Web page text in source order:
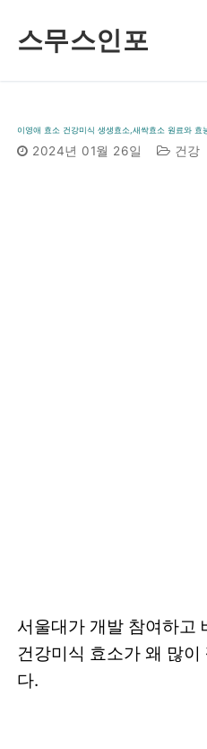
스무스인포
이영애 효소 건강미식 생생효소,새싹효소 원료와 효
2024년 01월 26일 건강
서울대가 개발 참여하고
건강미식 효소가 왜 많
다.